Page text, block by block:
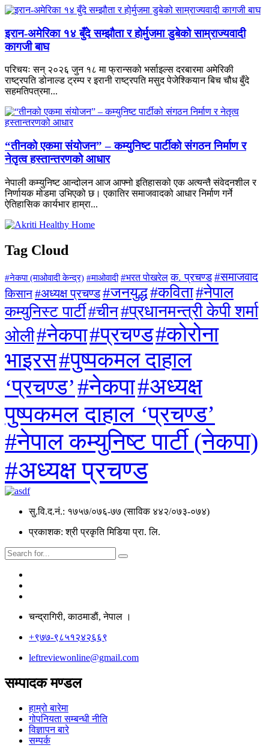
इरान-अमेरिका १४ बुँदे सम्झौता र होर्मुजमा डुबेको साम्राज्यवादी
कागजी बाघ
परिचयः सन् २०२६ जुन १८ मा फ्रान्सको भर्साइल्स दरबारमा अमेरिकी
राष्ट्रपति डोनाल्ड ट्रम्प र इरानी राष्ट्रपति मसुद पेजेश्कियान बिच चौध बुँदे
सहमतिपत्रमा...
“तीनको एकमा संयोजन” – कम्युनिष्ट पार्टीको संगठन निर्माण र
नेतृत्व हस्तान्तरणको आधार
नेपाली कम्युनिष्ट आन्दोलन आज आफ्नो इतिहासको एक अत्यन्तै संवेदनशील र
निर्णायक मोडमा उभिएको छ। एकातिर समाजवादको आधार निर्माण गर्ने
ऐतिहासिक कार्यभार हाम्रा...
Tag Cloud
#नेकपा (माओवादी केन्द्र) #माओवादी #भरत पोखरेल क. प्रचण्ड #समाजवाद
किसान#अध्यक्ष प्रचण्ड#जनयुद्ध#कविता#नेपाल
कम्युनिस्ट पार्टी#चीन#प्रधानमन्त्री केपी शर्मा
ओली#नेकपा#प्रचण्ड#कोरोना
भाइरस#पुष्पकमल दाहाल
‘प्रचण्ड’#नेकपा#अध्यक्ष
पुष्पकमल दाहाल ‘प्रचण्ड’
#नेपाल कम्युनिष्ट पार्टी (नेकपा)
#अध्यक्ष प्रचण्ड
सु.वि.द.नं.: १७५७/०७६-७७ (साविक ४४२/०७३-०७४)
प्रकाशक: श्री प्रकृति मिडिया प्रा. लि.
चन्द्रागिरी, काठमाडाैं, नेपाल ।
+९७७-९८५१२४२६६९
leftreviewonline@gmail.com
सम्पादक मण्डल
हाम्रो बारेमा
गोपनियता सम्बन्धी नीति
विज्ञापन बारे
सम्पर्क